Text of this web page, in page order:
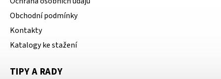
Obchodní podmínky
Kontakty
Katalogy ke stažení
TIPY A RADY